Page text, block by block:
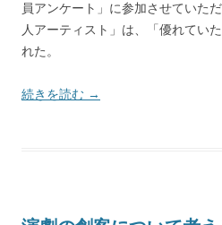
員アンケート」に参加させていた
人アーティスト」は、「優れてい
れた。
続きを読む →